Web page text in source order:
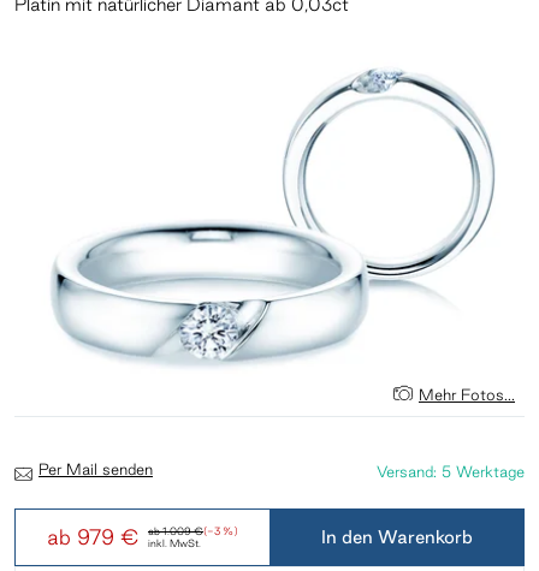
Platin mit natürlicher Diamant ab 0,03ct
Mehr Fotos...
ab1.009 €(-3 %)
ab 979 € inkl. MwSt.
Versand: 5 Werktage
Per Mail senden
In den Warenkorb